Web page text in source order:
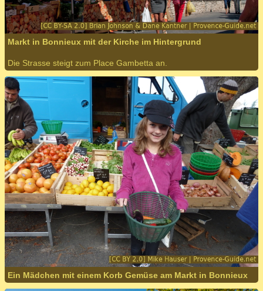
Markt in Bonnieux mit der Kirche im Hintergrund
Die Strasse steigt zum Place Gambetta an.
Ein Mädchen mit einem Korb Gemüse am Markt in Bonnieux